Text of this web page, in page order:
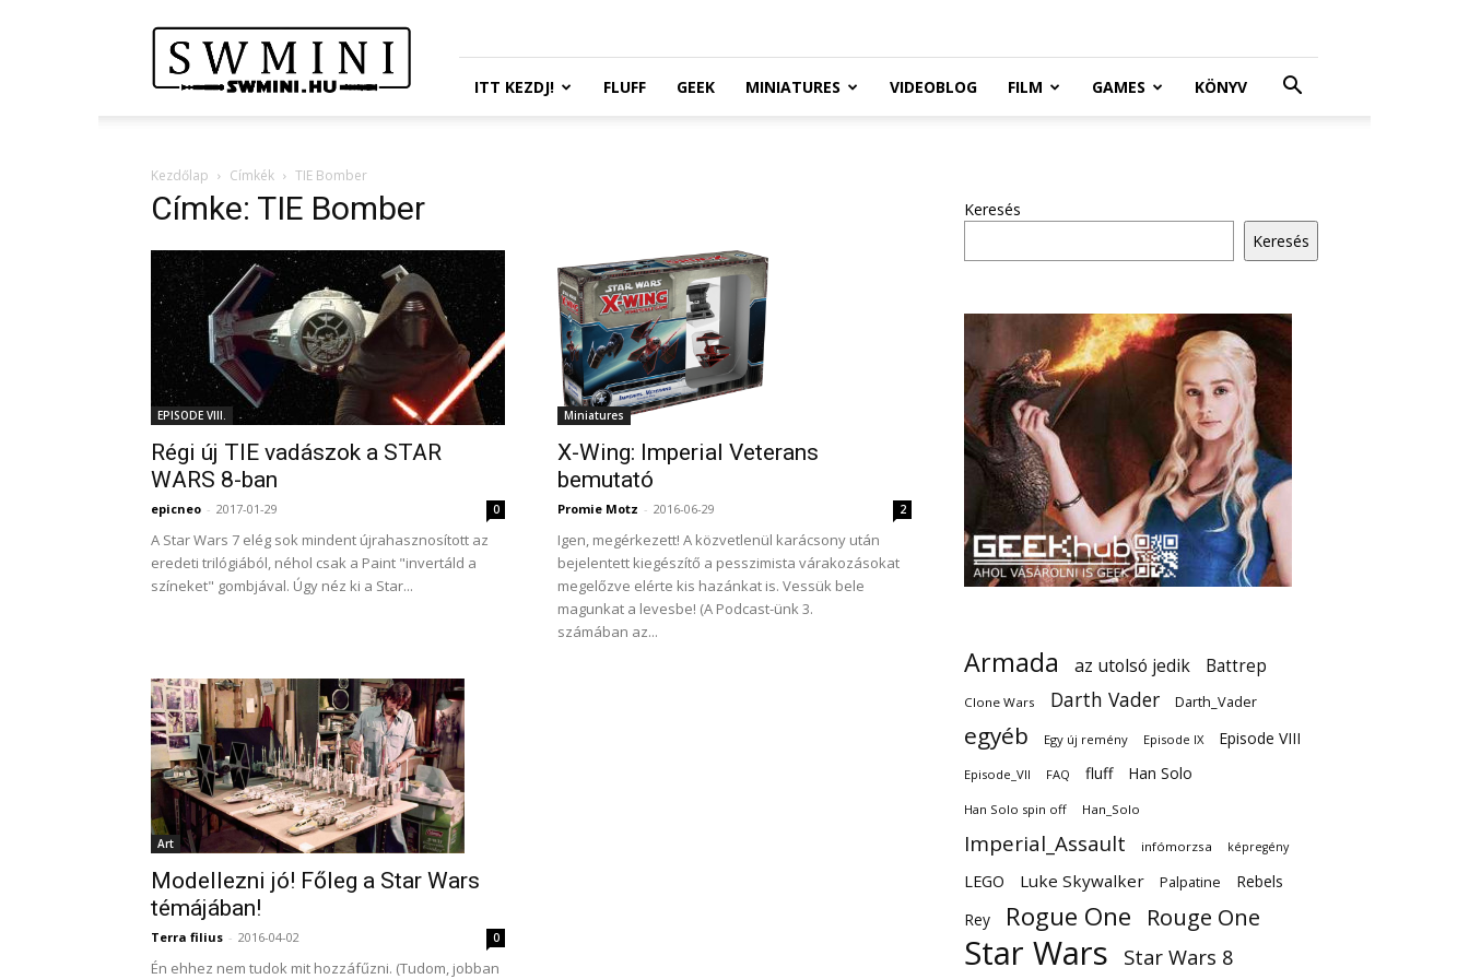
Wars
Miniatures
Portál
ITT KEZDJ! FLUFF GEEK MINIATURES VIDEOBLOG FILM GAMES KÖNYV
Kezdőlap Címkék TIE Bomber
Címke: TIE Bomber
EPISODE VIII.
Régi új TIE vadászok a STAR
WARS 8-ban
epicneo - 2017-01-29 0
A Star Wars 7 elég sok mindent újrahasznosított az
eredeti trilógiából, néhol csak a Paint "invertáld a
színeket" gombjával. Úgy néz ki a Star...
Miniatures
X-Wing: Imperial Veterans
bemutató
Promie Motz - 2016-06-29 2
Igen, megérkezett! A közvetlenül karácsony után
bejelentett kiegészítő a pesszimista várakozásokat
megelőzve elérte kis hazánkat is. Vessük bele
magunkat a levesbe! (A Podcast-ünk 3.
számában az...
Art
Modellezni jó! Főleg a Star Wars
témájában!
Terra filius - 2016-04-02 0
Én ehhez nem tudok mit hozzáfűzni. (Tudom, jobban
Keresés
Keresés
Armada az utolsó jedik Battrep
Clone Wars Darth Vader Darth_Vader
egyéb Egy új remény Episode IX Episode VIII
Episode_VII FAQ fluff Han Solo
Han Solo spin off Han_Solo
Imperial_Assault infómorzsa képregény
LEGO Luke Skywalker Palpatine
Rebels
Rey
Rogue One Rouge One
Star Wars Star Wars 8